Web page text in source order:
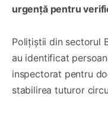
urgență pentru
Polițiștii din sectorul
au identificat
inspectorat pentru
stabilirea tuturor